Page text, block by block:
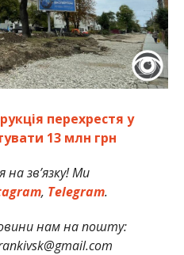
перехрестя у
13 млн грн
зв’язку! Ми
, Telegram.
нам на пошту: